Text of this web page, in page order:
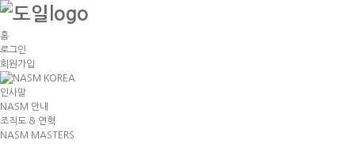
홈
로그인
회원가입
인사말
NASM 안내
조직도 & 연혁
NASM MASTERS